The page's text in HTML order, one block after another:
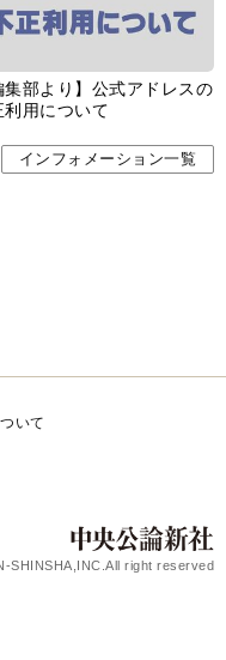
集部より】公式アドレスの
利用について
インフォメーション一覧
いて
SHINSHA,INC.All right reserved